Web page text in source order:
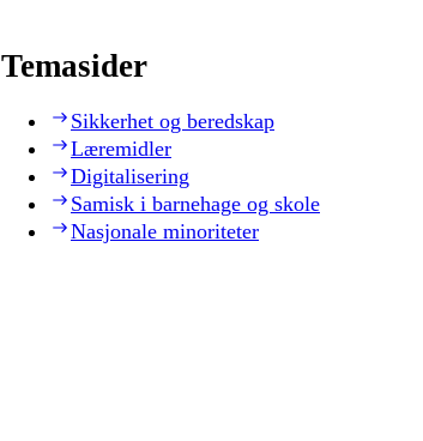
Temasider
Sikkerhet og beredskap
Læremidler
Digitalisering
Samisk i barnehage og skole
Nasjonale minoriteter